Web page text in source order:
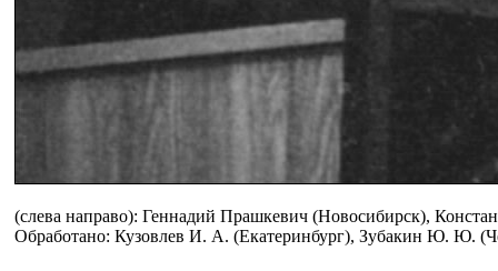
(слева направо): Геннадий Прашкевич (Новосибирск),
Обработано: Кузовлев И. А. (Екатеринбург), Зубакин Ю. Ю.